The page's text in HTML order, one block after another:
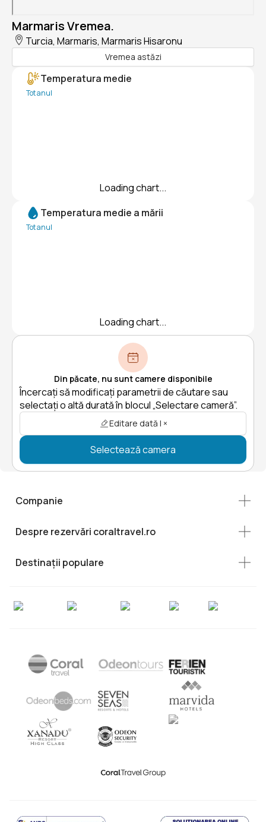
Marmaris Vremea.
Turcia, Marmaris, Marmaris Hisaronu
Vremea astăzi
Temperatura medie
Tot anul
Loading chart...
Temperatura medie a mării
Tot anul
Loading chart...
Din păcate, nu sunt camere disponibile
Încercați să modificați parametrii de căutare sau
selectați o altă durată în blocul „Selectare cameră”.
Editare dată | ×
Selectează camera
Companie
Despre rezervări coraltravel.ro
Destinații populare